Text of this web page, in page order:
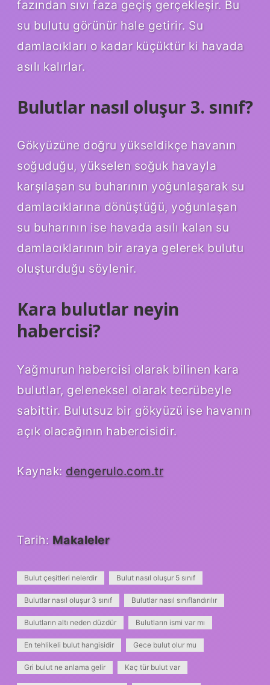
fazından sıvı faza geçiş gerçekleşir. Bu
su bulutu görünür hale getirir. Su
damlacıkları o kadar küçüktür ki havada
asılı kalırlar.
Bulutlar nasıl oluşur 3. sınıf?
Gökyüzüne doğru yükseldikçe havanın
soğuduğu, yükselen soğuk havayla
karşılaşan su buharının yoğunlaşarak su
damlacıklarına dönüştüğü, yoğunlaşan
su buharının ise havada asılı kalan su
damlacıklarının bir araya gelerek bulutu
oluşturduğu söylenir.
Kara bulutlar neyin
habercisi?
Yağmurun habercisi olarak bilinen kara
bulutlar, geleneksel olarak tecrübeyle
sabittir. Bulutsuz bir gökyüzü ise havanın
açık olacağının habercisidir.
Kaynak: dengerulo.com.tr
Tarih: Makaleler
Bulut çeşitleri nelerdir Bulut nasıl oluşur 5 sınıf
Bulutlar nasıl oluşur 3 sınıf Bulutlar nasıl sınıflandırılır
Bulutların altı neden düzdür Bulutların ismi var mı
En tehlikeli bulut hangisidir Gece bulut olur mu
Gri bulut ne anlama gelir Kaç tür bulut var